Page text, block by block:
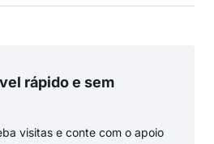
rápido e sem
visitas e conte com o apoio